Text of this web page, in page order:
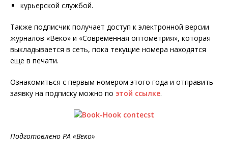
курьерской службой.
Также подписчик получает доступ к электронной версии
журналов «Веко» и «Современная оптометрия», которая
выкладывается в сеть, пока текущие номера находятся
еще в печати.
Ознакомиться с первым номером этого года и отправить
заявку на подписку можно по этой ссылке.
Подготовлено РА «Веко»